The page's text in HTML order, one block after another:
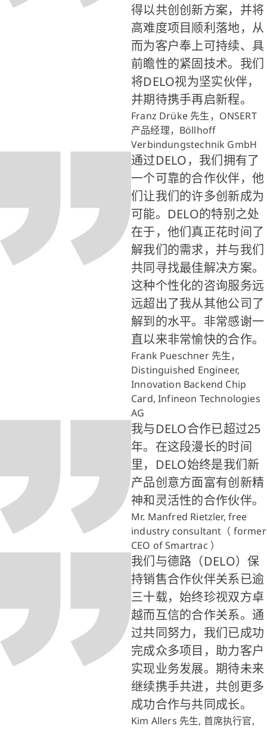
得以共创创新方案，并将
高难度项目顺利落地，从
而为客户奉上可持续、具
前瞻性的紧固技术。我们
将DELO视为坚实伙伴，
并期待携手再启新程。
Franz Drüke 先生，ONSERT
产品经理，Böllhoff
Verbindungstechnik GmbH
通过DELO，我们拥有了
一个可靠的合作伙伴，他
们让我们的许多创新成为
可能。DELO的特别之处
在于，他们真正花时间了
解我们的需求，并与我们
共同寻找最佳解决方案。
这种个性化的咨询服务远
远超出了我从其他公司了
解到的水平。非常感谢一
直以来非常愉快的合作。
Frank Pueschner 先生，
Distinguished Engineer,
Innovation Backend Chip
Card, Infineon Technologies
AG
我与DELO合作已超过25
年。在这段漫长的时间
里，DELO始终是我们新
产品创意方面富有创新精
神和灵活性的合作伙伴。
Mr. Manfred Rietzler, free
industry consultant（ former
CEO of Smartrac ）
我们与德路（DELO）保
持销售合作伙伴关系已逾
三十载，始终珍视双方卓
越而互信的合作关系。通
过共同努力，我们已成功
完成众多项目，助力客户
实现业务发展。期待未来
继续携手共进，共创更多
成功合作与共同成长。
Kim Allers 先生, 首席执行官,